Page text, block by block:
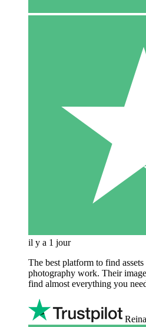
il y a 1 jour
The best platform to find
photography work. Their
find almost everything you